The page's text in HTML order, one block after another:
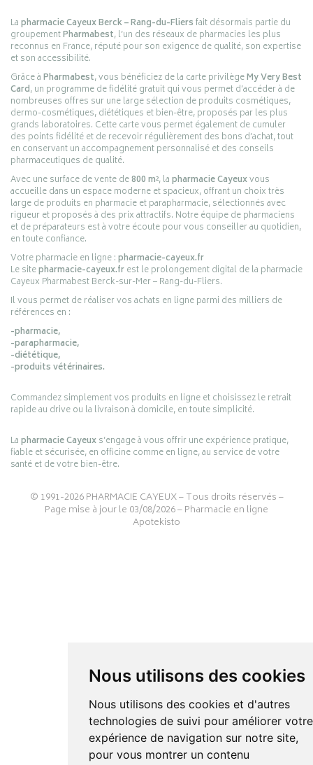
Nous utilisons des cookies
Nous utilisons des cookies et d'autres
technologies de suivi pour améliorer votre
expérience de navigation sur notre site,
pour vous montrer un contenu
Lapharmacie Cayeux Berck – Rang-du-Fliersfait désormais partie du
groupementPharmabest, l’un des réseaux de pharmacies les plus
reconnus en France, réputé pour son exigence de qualité, son expertise
et son accessibilité.
Grâce àPharmabest, vous bénéficiez de la carte privilègeMy Very Best
Card, un programme de fidélité gratuit qui vous permet d’accéder à de
nombreuses offres sur une large sélection de produits cosmétiques,
dermo-cosmétiques, diététiques et bien-être, proposés par les plus
grands laboratoires. Cette carte vous permet également de cumuler
des points fidélité et de recevoir régulièrement des bons d’achat, tout
en conservant un accompagnement personnalisé et des conseils
pharmaceutiques de qualité.
Avec une surface de vente de800 m², lapharmacie Cayeuxvous
accueille dans un espace moderne et spacieux, offrant un choix très
large de produits en pharmacie et parapharmacie, sélectionnés avec
rigueur et proposés à des prix attractifs. Notre équipe de pharmaciens
et de préparateurs est à votre écoute pour vous conseiller au quotidien,
en toute confiance.
Votre pharmacie en ligne :pharmacie-cayeux.fr
Le sitepharmacie-cayeux.frest le prolongement digital de la pharmacie
Cayeux Pharmabest Berck-sur-Mer – Rang-du-Fliers.
Il vous permet de réaliser vos achats en ligne parmi des milliers de
références en :
-pharmacie,
-parapharmacie,
-diététique,
-produits vétérinaires.
Commandez simplement vos produits en ligne et choisissez le retrait
rapide au drive ou la livraison à domicile, en toute simplicité.
Lapharmacie Cayeuxs’engage à vous offrir une expérience pratique,
fiable et sécurisée, en officine comme en ligne, au service de votre
santé et de votre bien-être.
© 1991-2026PHARMACIE CAYEUX– Tous droits réservés –
Page mise à jour le 03/08/2026 –Pharmacie en ligne
Apotekisto